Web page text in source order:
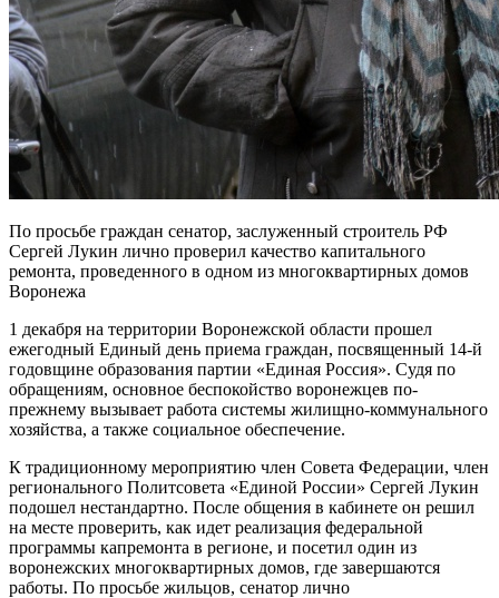
По просьбе граждан сенатор, заслуженный строитель РФ
Сергей Лукин лично проверил качество капитального
ремонта, проведенного в одном из многоквартирных домов
Воронежа
1 декабря на территории Воронежской области прошел
ежегодный Единый день приема граждан, посвященный 14-й
годовщине образования партии «Единая Россия». Судя по
обращениям, основное беспокойство воронежцев по-
прежнему вызывает работа системы жилищно-коммунального
хозяйства, а также социальное обеспечение.
К традиционному мероприятию член Совета Федерации, член
регионального Политсовета «Единой России» Сергей Лукин
подошел нестандартно. После общения в кабинете он решил
на месте проверить, как идет реализация федеральной
программы капремонта в регионе, и посетил один из
воронежских многоквартирных домов, где завершаются
работы. По просьбе жильцов, сенатор лично